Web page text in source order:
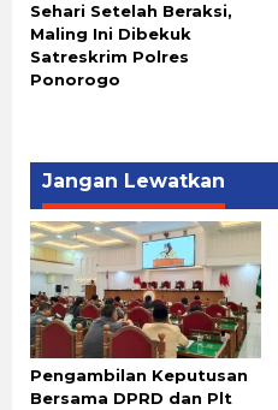
Sehari Setelah Beraksi,
Maling Ini Dibekuk
Satreskrim Polres
Ponorogo
Jangan Lewatkan
Pengambilan Keputusan
Bersama DPRD dan Plt